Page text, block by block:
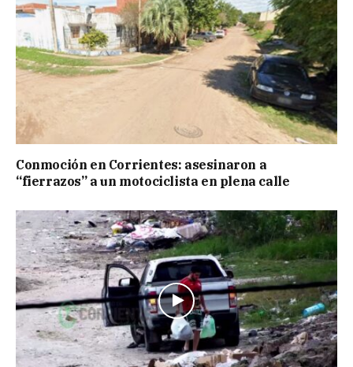
Conmoción en Corrientes: asesinaron a
“fierrazos” a un motociclista en plena calle